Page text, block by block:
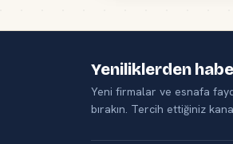
Yeniliklerden
Yeni firmalar ve esnafa
bırakın. Tercih ettiğiniz